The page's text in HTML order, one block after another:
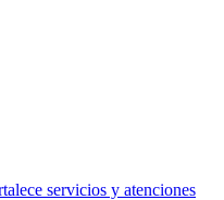
servicios y atenciones